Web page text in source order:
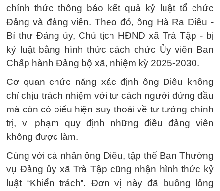
chính thức thông báo kết quả kỷ luật tổ chức
Đảng và đảng viên. Theo đó, ông Hà Ra Diêu -
Bí thư Đảng ủy, Chủ tịch HĐND xã Trà Tập - bị
kỷ luật bằng hình thức cách chức Ủy viên Ban
Chấp hành Đảng bộ xã, nhiệm kỳ 2025-2030.
Cơ quan chức năng xác định ông Diêu không
chỉ chịu trách nhiệm với tư cách người đứng đầu
mà còn có biểu hiện suy thoái về tư tưởng chính
trị, vi phạm quy định những điều đảng viên
không được làm.
Cùng với cá nhân ông Diêu, tập thể Ban Thường
vụ Đảng ủy xã Trà Tập cũng nhận hình thức kỷ
luật “Khiển trách”. Đơn vị này đã buông lỏng